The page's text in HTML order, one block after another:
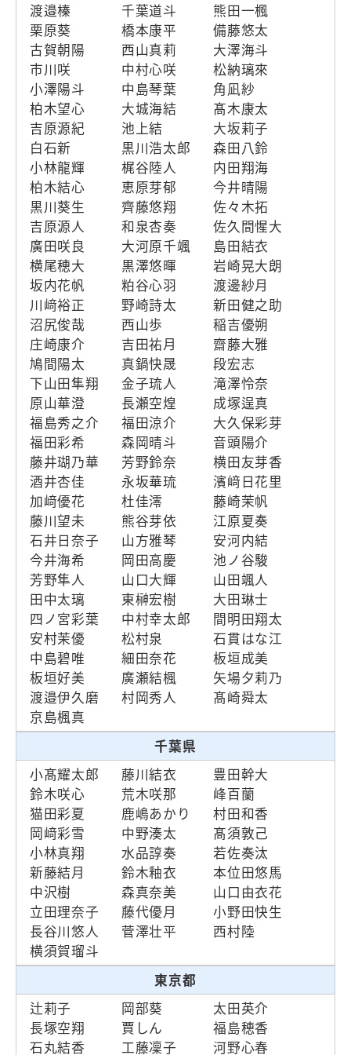
渡邉榛
千葉道斗
熊田一楓
栗原葵
橋本康平
備藤悠太
古賀朝陽
西山真莉
大澤海斗
市川咲
中村心咲
松納璃來
小澤陽斗
中島琴葉
角凪紗
柏木望心
大城海結
髙木康太
吉原源紀
池上結
大坂莉子
白石新
黒川浩太郎
森田八鈴
小林龍輝
梶谷陸人
内田翔海
柏木結心
恵原芽郁
今井晴陽
黒川葵生
齊藤悠翔
佐々木拓
吉原源人
和泉杏奏
佐久間惺大
廣田咲良
大河原千颯
島田結衣
横尾穂大
黒澤悠暉
岩崎晃大朗
坂内花帆
粕谷心羽
渡邊紗月
川﨑裕正
野崎詩太
新田健之助
沼尻俊哉
西山歩
稲吉優朔
庄崎康介
吉田祐月
齋藤大雅
鳩間陽太
真鍋快晟
段宏志
下山田隼翔
金子琉人
滝澤怜奈
原山華澄
長瀬空煌
成塚逞真
福島秀之介
福田涼介
大久保彩芽
福田彩希
森岡晴斗
音頭陽介
藤井瑚乃華
芳野鈴奈
横田友芽香
酒井杏佳
永坂華琉
濱﨑日花里
加﨑優花
杜佳澪
藤崎茉帆
藤川望未
熊谷芽依
江原夏奏
石井日奈子
山方雅琴
安河内結
今井海希
岡田高慶
池ノ谷駿
芳野隼人
山口大輝
山田颯人
田中太璃
東榊宏樹
大田琳士
四ノ宮彩葉
中村幸太郎
間明田翔太
安村茉優
松村泉
石貫はな江
中島碧唯
細田奈花
板垣成美
板垣好美
廣瀬結楓
矢場夕莉乃
渡邉伊久磨
村岡秀人
髙崎舜太
京島楓真
千葉県
小髙耀太郎
藤川結衣
豊田幹大
鈴木咲心
荒木咲那
峰百蘭
猫田彩夏
鹿嶋あかり
村田和香
岡﨑彩雪
中野湊太
髙須敦己
小林真翔
水品諄奏
若佐奏汰
新藤結月
鈴木釉衣
本位田悠馬
中沢樹
森真奈美
山口由衣花
立田理奈子
藤代優月
小野田快生
長谷川悠人
菅澤壮平
西村陸
横須賀瑠斗
東京都
辻莉子
岡部葵
太田英介
長塚空翔
賈しん
福島穂香
石丸結香
工藤凜子 河野心春